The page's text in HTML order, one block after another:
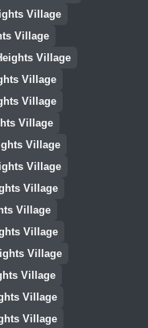
Village
Village
Village
Village
Village
Village
Village
Village
Village
Village
Village
Village
Village
Village
Village